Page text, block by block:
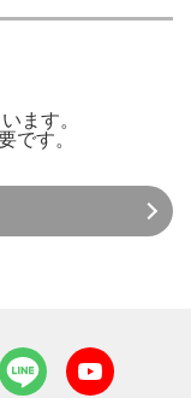
ます。
です。